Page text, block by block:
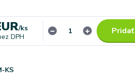
/ks
DPH
KS